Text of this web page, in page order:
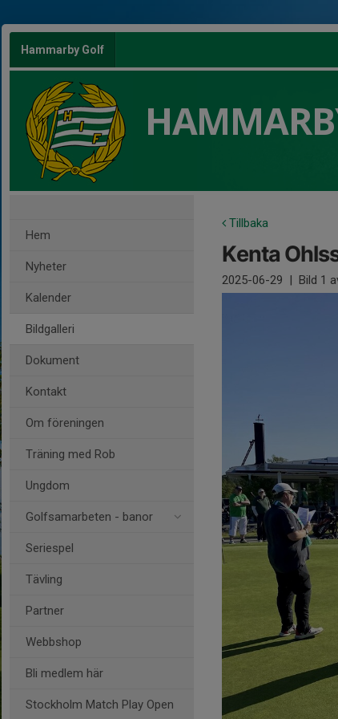
Hammarby Golf
Hem
Nyheter
Kalender
Bildgalleri
Dokument
Kontakt
Om föreningen
Träning med Rob
Ungdom
Golfsamarbeten - banor
Seriespel
Tävling
Partner
Webbshop
Bli medlem här
Stockholm Match Play Open
Tillbaka
Kenta
2025-06-29 | Bild 1